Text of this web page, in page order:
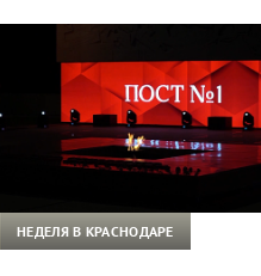
НЕДЕЛЯ В КРАСНОДАРЕ